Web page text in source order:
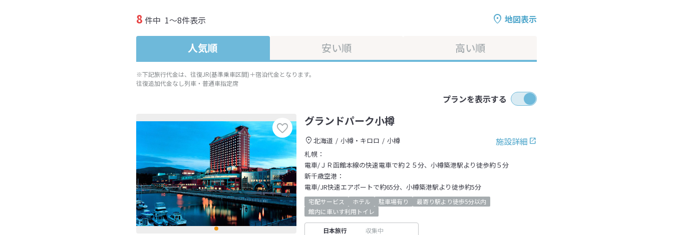
地図表示
8 件中 1～8件表示
人気順 安い順 高い順
※下記旅行代金は、往復JR(基準乗車区間)＋宿泊代金となります。
往復追加代金なし列車・普通車指定席
プランを表示する
グランドパーク小樽
施設詳細
北海道 小樽・キロロ
小樽
札幌：
電車/ＪＲ函館本線の快速電車で約２５分、小樽築港駅より徒歩約５分
新千歳空港：
電車/JR快速エアポートで約65分、小樽築港駅より徒歩約5分
宅配サービス ホテル 駐車場有り
最寄り駅より徒歩5分以内
館内に車いす利用トイレ
日本旅行 収集中